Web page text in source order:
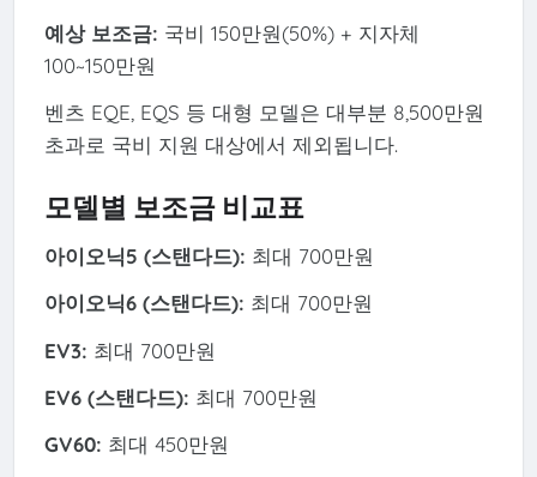
예상 보조금: 국비 150만원(50%) + 지자체
100~150만원
벤츠 EQE, EQS 등 대형 모델은 대부분 8,500만원
초과로 국비 지원 대상에서 제외됩니다.
모델별 보조금 비교표
아이오닉5 (스탠다드): 최대 700만원
아이오닉6 (스탠다드): 최대 700만원
EV3: 최대 700만원
EV6 (스탠다드): 최대 700만원
GV60: 최대 450만원